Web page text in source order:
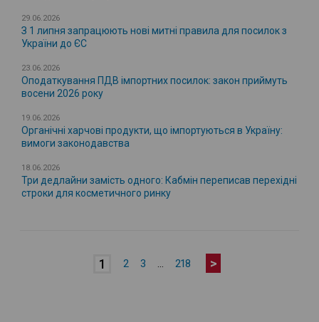
29.06.2026
З 1 липня запрацюють нові митні правила для посилок з
України до ЄС
23.06.2026
Оподаткування ПДВ імпортних посилок: закон приймуть
восени 2026 року
19.06.2026
Органічні харчові продукти, що імпортуються в Україну:
вимоги законодавства
18.06.2026
Три дедлайни замість одного: Кабмін переписав перехідні
строки для косметичного ринку
1 2 3 218 >